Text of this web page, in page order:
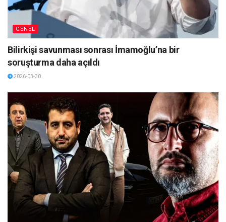
GENEL
Bilirkişi savunması sonrası İmamoğlu’na bir
soruşturma daha açıldı
2026-03-30